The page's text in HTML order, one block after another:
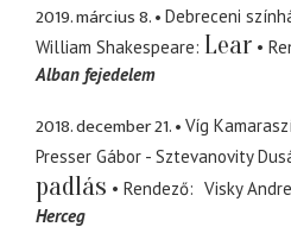
2019. március 8.
Debreceni
William Shakespeare Lear
Alban fejedelem
2018. december 21.
Víg
Presser Gábor - Sztevanovity
padlás
Rendező
Visky
Herceg